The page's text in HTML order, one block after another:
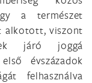
a természet
alkotott, viszont
járó joggá
évszázadok
felhasználva